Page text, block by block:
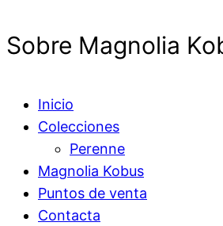
Sobre Magnolia
Inicio
Colecciones
Perenne
Magnolia Kobus
Puntos de venta
Contacta